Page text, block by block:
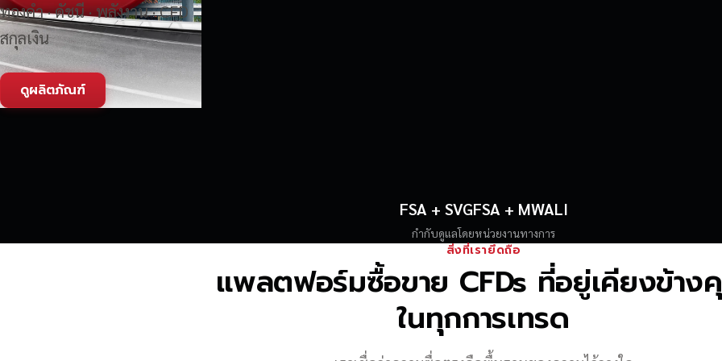
ทองคำ · ดัชนี · พลังงาน · CFD
สกุลเงิน
ดูผลิตภัณฑ์
FSA + SVGFSA + MWALI
กำกับดูแลโดยหน่วยงานทางการ
สิ่งที่เรายึดถือ
แพลตฟอร์มซื้อขาย CFDs ที่อยู่เคียงข้า
ในทุกการเทรด